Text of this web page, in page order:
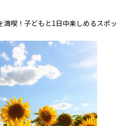
満喫！子どもと1日中楽しめるスポッ